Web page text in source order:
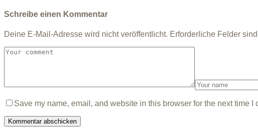
Schreibe einen Kommentar
Deine E-Mail-Adresse wird nicht veröffentlicht. Erforderliche Felder
Save my name, email, and website in this browser for the next time I